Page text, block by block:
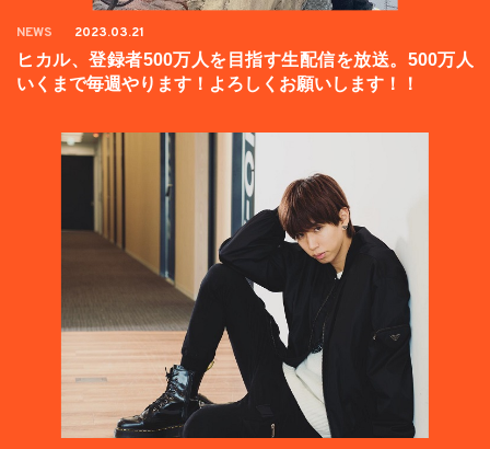
NEWS 2023.03.21
ヒカル、登録者500万人を目指す生配信を放送。500万人
いくまで毎週やります！よろしくお願いします！！